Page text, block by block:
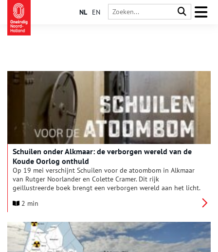
NL EN
Schuilen onder Alkmaar: de verborgen wereld van de
Koude Oorlog onthuld
Op 19 mei verschijnt Schuilen voor de atoombom in Alkmaar
van Rutger Noorlander en Colette Cramer. Dit rijk
geïllustreerde boek brengt een verborgen wereld aan het licht.
2 min